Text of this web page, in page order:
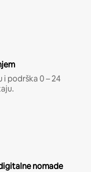
i podrška 0 – 24
nomade